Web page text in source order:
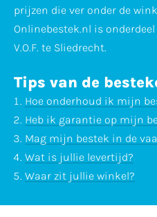
prijzen die ver onder de
Onlinebestek.nl is
V.O.F. te Sliedrecht.
Tips van de
Hoe onderhoud ik mijn
Heb ik garantie op mijn
Mag mijn bestek in de
Wat is jullie levertijd?
Waar zit jullie winkel?